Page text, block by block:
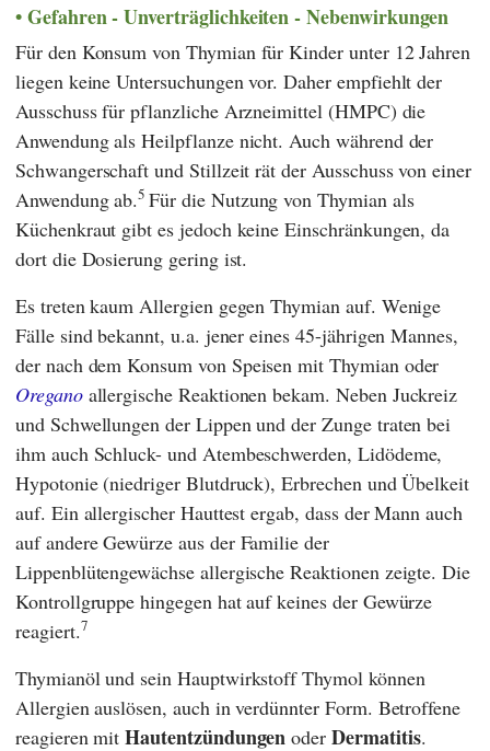
Gefahren - Unverträglichkeiten - Nebenwirkungen
Für den Konsum von Thymian für Kinder unter 12 Jahren
liegen keine Untersuchungen vor. Daher empfiehlt der
Ausschuss für pflanzliche Arzneimittel (HMPC) die
Anwendung als Heilpflanze nicht. Auch während der
Schwangerschaft und Stillzeit rät der Ausschuss von einer
Anwendung ab.5Für die Nutzung von Thymian als
Küchenkraut gibt es jedoch keine Einschränkungen, da
dort die Dosierung gering ist.
Es treten kaum Allergien gegen Thymian auf. Wenige
Fälle sind bekannt, u.a. jener eines 45-jährigen Mannes,
der nach dem Konsum von Speisen mit Thymian oder
Oreganoallergische Reaktionen bekam. Neben Juckreiz
und Schwellungen der Lippen und der Zunge traten bei
ihm auch Schluck- und Atembeschwerden, Lidödeme,
Hypotonie (niedriger Blutdruck), Erbrechen und Übelkeit
auf. Ein allergischer Hauttest ergab, dass der Mann auch
auf andere Gewürze aus der Familie der
Lippenblütengewächse allergische Reaktionen zeigte. Die
Kontrollgruppe hingegen hat auf keines der Gewürze
reagiert.7
Thymianöl und sein Hauptwirkstoff Thymol können
Allergien auslösen, auch in verdünnter Form. Betroffene
reagieren mitHautentzündungen oderDermatitis.